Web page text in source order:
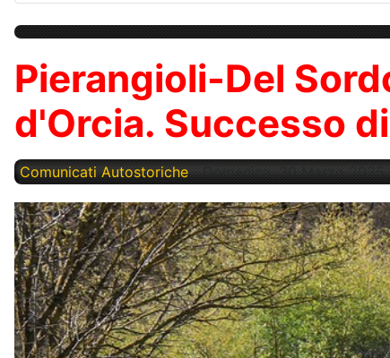
Pierangioli-Del
d'Orcia. Successo
Comunicati Autostoriche Domenica, 30 Marzo 2025